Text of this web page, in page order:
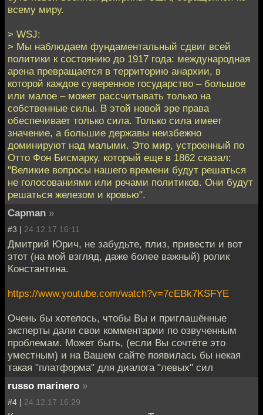
всему миру.
> WSJ:
> Мы наблюдаем фундаментальный сдвиг всей
политики к состоянию до 1917 года: международная
арена превращается в территорию анархии, в
которой каждое суверенное государство – большое
или малое – может рассчитывать только на
собственные силы. В этой новой эре права
обеспечивает только сила. Только сила имеет
значение, а большие державы неизбежно
доминируют над малыми. Это мир, устроенный по
Отто Фон Бисмарку, который еще в 1862 сказал:
"Великие вопросы нашего времени будут решаться
не голосованиями или речами политиков. Они будут
решаться железом и кровью".
Capman »
#3 | 24.12.17 16:11
Дмитрий Юрич, не забудьте, плиз, привести и вот
этот (на мой взгляд, даже более важный) ролик
Константина.
https://www.youtube.com/watch?v=7cEBk7KSFYE
Очень бы хотелось, чтобы Вы и приглашённые
эксперты дали свои комментарии по озвученным
проблемам. Может быть, (если Вы сочтёте это
уместным) и на Вашем сайте появилась бы некая
такая "платформа" для диалога "левых" сил
russo marinero »
#4 | 24.12.17 16:29